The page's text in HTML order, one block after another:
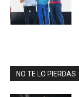
NO TE LO PIERDAS